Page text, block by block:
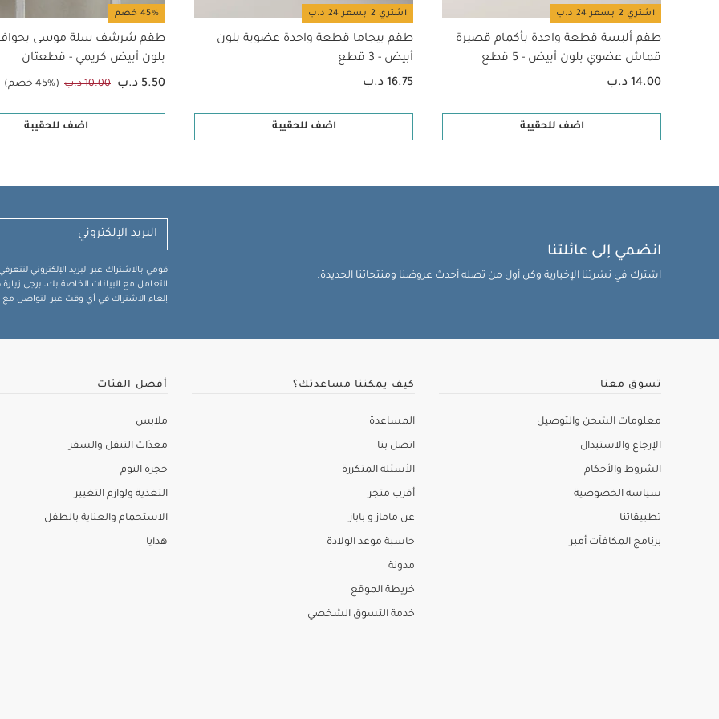
اشتري 2 بسعر 24 د.ب
طقم ألبسة قطعة واحدة بأكمام قصيرة
قماش عضوي بلون أبيض - 5 قطع
14.00 د.ب
اضف للحقيبة
اشتري 2 بسعر 24 د.ب
طقم بيجاما قطعة واحدة عضوية بلون
أبيض - 3 قطع
16.75 د.ب
اضف للحقيبة
45% خصم
طقم شرشف سلة موسى
بلون أبيض كريمي - قطعتان
5.50 د.ب
10.00 د.ب (45% خصم)
اضف للحقيبة
انضمي إلى عائلتنا
اشترك في نشرتنا الإخبارية وكن أول من تصله أحدث عروضنا ومنتجاتنا الجديدة.
قومي بالاشتراك عبر البريد الإلكتروني
التعامل مع البيانات الخاصة بك، يرجى
إلغاء الاشتراك في أي وقت عبر التواصل مع
تسوق معنا
معلومات الشحن والتوصيل
الإرجاع والاستبدال
الشروط والأحكام
سياسة الخصوصية
تطبيقاتنا
برنامج المكافآت أمبر
كيف يمكننا مساعدتك؟
المساعدة
اتصل بنا
الأسئلة المتكررة
أقرب متجر
عن ماماز و باباز
حاسبة موعد الولادة
مدونة
خريطة الموقع
خدمة التسوق الشخصي
أفضل الفئات
ملابس
معدّات التنقل والسفر
حجرة النوم
التغذية ولوازم التغيير
الاستحمام والعناية بالطفل
هدايا